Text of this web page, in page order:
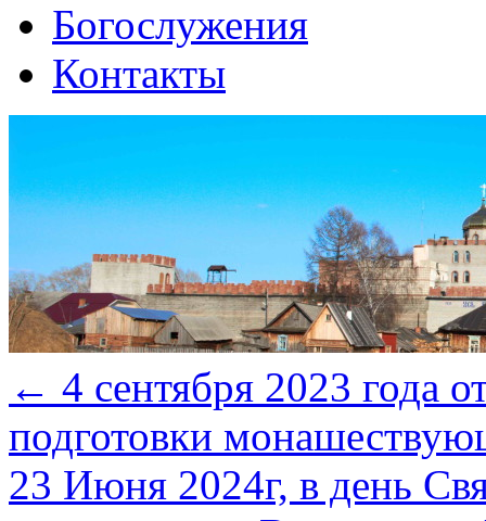
Богослужения
Контакты
← 4 сентября 2023 года
подготовки
23 Июня 2024г, в день